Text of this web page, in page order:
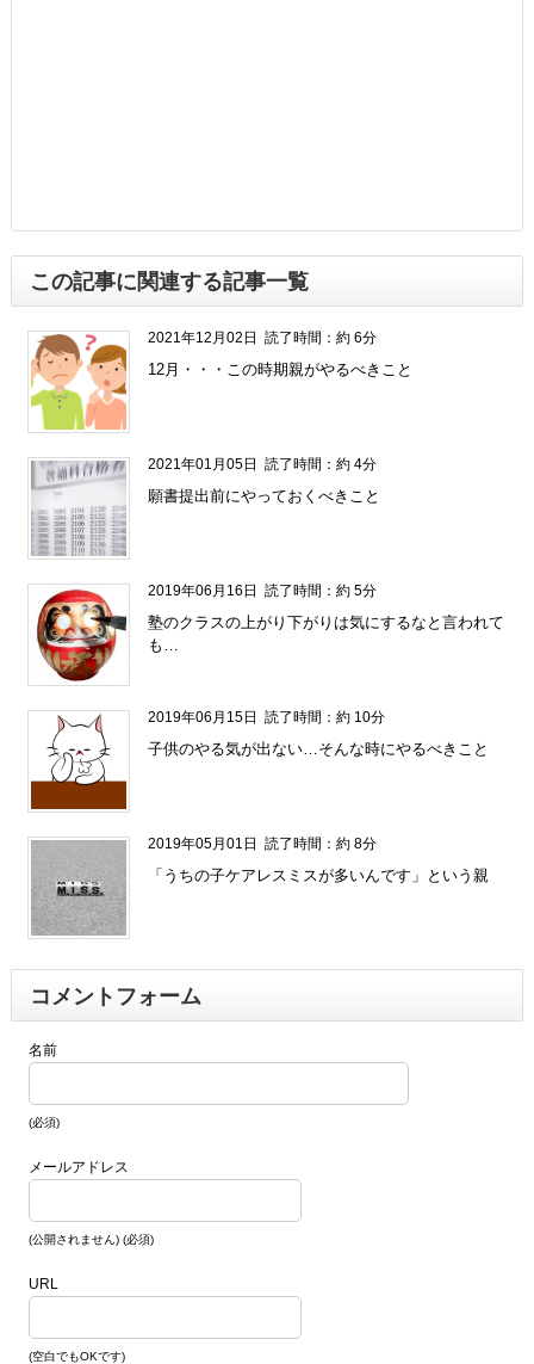
この記事に関連する記事一覧
2021年12月02日 読了時間：約 6分
12月・・・この時期親がやるべきこと
2021年01月05日 読了時間：約 4分
願書提出前にやっておくべきこと
2019年06月16日 読了時間：約 5分
塾のクラスの上がり下がりは気にするなと言われて
も…
2019年06月15日 読了時間：約 10分
子供のやる気が出ない…そんな時にやるべきこと
2019年05月01日 読了時間：約 8分
「うちの子ケアレスミスが多いんです」という親
コメントフォーム
名前
(必須)
メールアドレス
(公開されません) (必須)
URL
(空白でもOKです)